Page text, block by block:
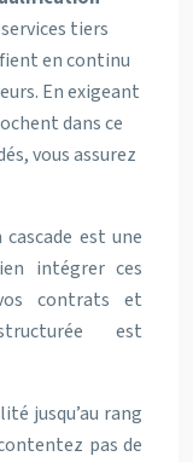
tiers
en continu
En exigeant
dans ce
vous assurez
est une
intégrer ces
contrats et
est
jusqu’au rang
pas de